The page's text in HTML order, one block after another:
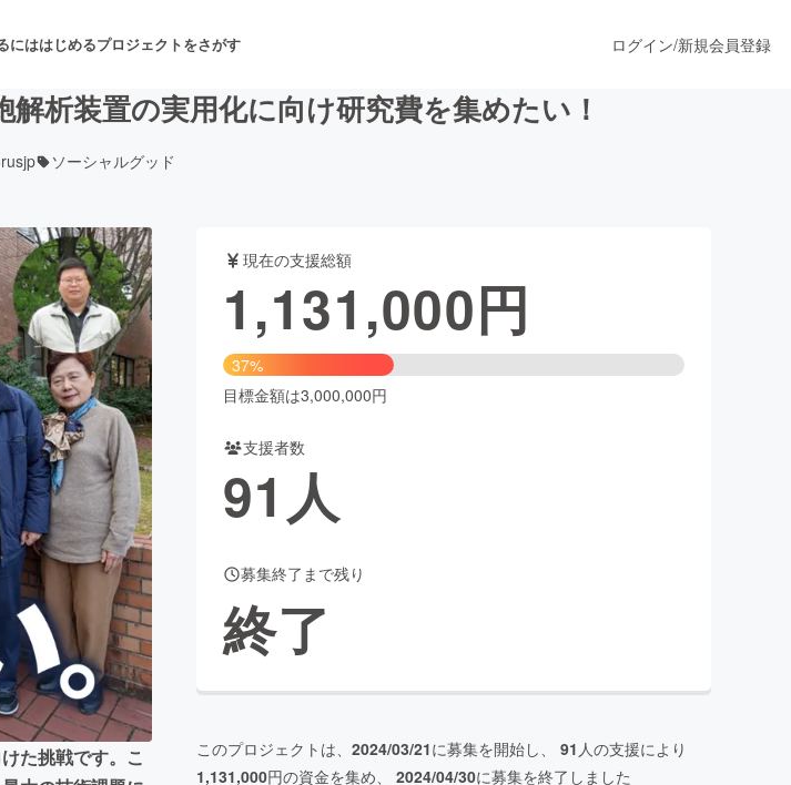
にははじめるプロジェクトをさがす
舞台・パフォーマンス
フード・飲食店 ファッション
アニメ・漫画
ビューティー・ヘルスケア
Good CAMPFIRE Creation
と納税machi-yaコミュニティ
ログイン/新規会員登録
析装置の実用化に向け研究費を集めたい！
ソーシャルグッド
た挑戦です。こ
現在の支援総額
1,131,000円
37%
目標金額は3,000,000円
支援者数
91 人
募集終了まで残り
終了
このプロジェクトは、 2024/03/21に募集を開始し、 91 人の支援により
1,131,000円の資金を集め、 2024/04/30に募集を終了しました